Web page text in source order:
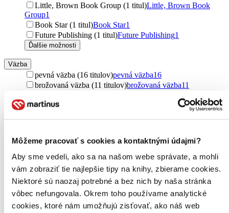
Môžeme pracovať s cookies a kontaktnými údajmi?
Aby sme vedeli, ako sa na našom webe správate, a mohli
vám zobraziť tie najlepšie tipy na knihy, zbierame cookies.
Niektoré sú naozaj potrebné a bez nich by naša stránka
vôbec nefungovala. Okrem toho používame analytické
cookies, ktoré nám umožňujú zisťovať, ako náš web
Little, Brown Book Group (1 titul)Little, Brown Book
Group1
Book Star (1 titul)Book Star1
Future Publishing (1 titul)Future Publishing1
Ďalšie možnosti
Väzba
pevná väzba (16 titulov)pevná väzba16
brožovaná väzba (11 titulov)brožovaná väzba11
Zoradiť
Bestsellery
Top hodnotené
Novinky